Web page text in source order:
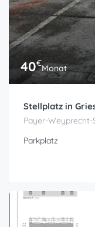
40€Monat
Stellplatz in
Payer-Weyprecht-
Parkplatz